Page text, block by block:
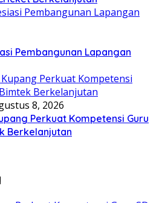
Pembangunan Lapangan
8, 2026
Perkuat Kompetensi Guru
Berkelanjutan